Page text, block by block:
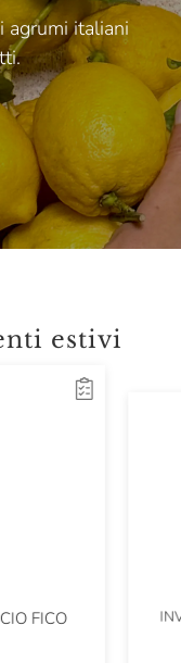
agrumi italiani
estivi
FICO